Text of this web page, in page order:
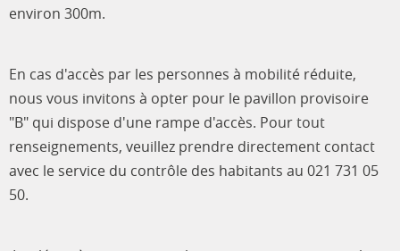
environ 300m.
En cas d'accès par les personnes à mobilité réduite,
nous vous invitons à opter pour le pavillon provisoire
"B" qui dispose d'une rampe d'accès. Pour tout
renseignements, veuillez prendre directement contact
avec le service du contrôle des habitants au 021 731 05
50.